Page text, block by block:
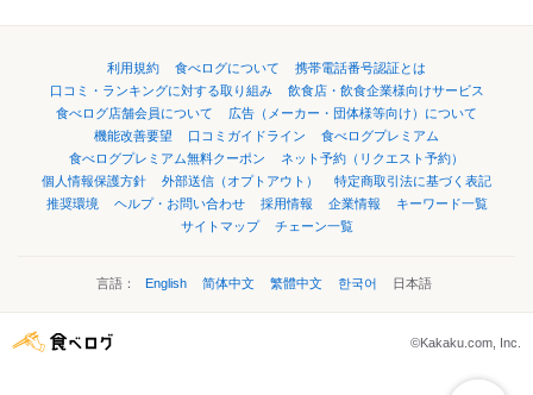
利用規約 食べログについて
携帯電話番号認証とは
口コミ・ランキングに対する取り組み
飲食店・飲食企業様向けサービス
食べログ店舗会員について
広告（メーカー・団体様等向け）について
機能改善要望
口コミガイドライン
食べログプレミアム
食べログプレミアム無料クーポン
ネット予約（リクエスト予約）
個人情報保護方針
外部送信（オプトアウト）
特定商取引法に基づく表記
推奨環境
ヘルプ・お問い合わせ 採用情報 企業情報
キーワード一覧
サイトマップ
チェーン一覧
言語： English 简体中文 繁體中文 한국어 日本語
©Kakaku.com, Inc.